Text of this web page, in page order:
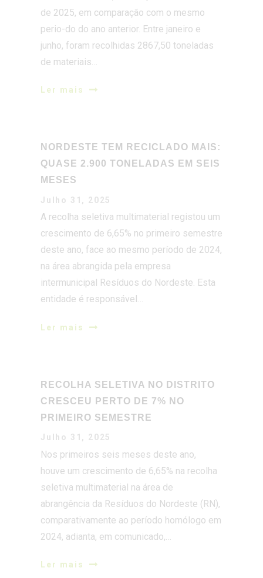
de materiais…
Ler mais
NORDESTE TEM RECICLADO MAIS:
Julho 31, 2025
A recolha seletiva multimaterial registou um
crescimento de 6,65% no primeiro semestre
deste ano, face ao mesmo período de 2024,
na área abrangida pela empresa
intermunicipal Resíduos do Nordeste. Esta
entidade é responsável…
Ler mais
RECOLHA SELETIVA NO DISTRITO
Julho 31, 2025
Nos primeiros seis meses deste ano,
houve um crescimento de 6,65% na recolha
seletiva multimaterial na área de
abrangência da Resíduos do Nordeste (RN),
comparativamente ao período homólogo em
2024, adianta, em comunicado,…
Ler mais
Venda em Hasta Pública 01/2025